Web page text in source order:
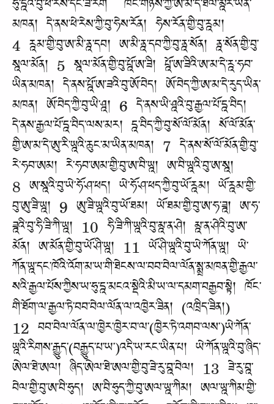
ཧུ་དྰའི་བུ་ཕེ་རེས་དང་ཟེ་རག ཁོང་གཉིས་ཀྱི་ཨ་མ་དེ་ཐལ་མྰར་ཡིན་
མཁན། དེ་ནས་ཕེ་རེས་ཀྱི་བུ་ཧེས་རོན། ཧེས་རོན་གྱི་བུ་རྰམ།
4 རྰམ་གྱི་བུ་ཨ་མི་ནྰ་དབ། ཨ་མི་ནྰ་དབ་ཀྱི་བུ་ནྰ་སོན། ནྰ་སོན་གྱི་བུ་
སྰལ་མོན། 5 སྰལ་མོན་གྱི་བུ་པྰོ་ཨ་ཟི། པྰོ་ཨ་ཟིའི་ཨ་མ་དེ་རྰ་ཧབ་
ཡིན་མཁན། དེ་ནས་པྰོ་ཨ་ཟའི་བུ་ཨོ་བེད། ཨོ་བེད་ཀྱི་ཨ་མ་དེ་རུད་ཡིན་
མཁན། ཨོ་བེད་ཀྱི་བུ་ཡི་ཤྰ། 6 དེ་ནས་ཡི་ཤྰའི་བུ་རྒྱལ་པོ་དྰ་བིད།
དེ་ནས་རྒྱལ་པོ་དྰ་བིད་ལས་མར། དྰ་བིད་ཀྱི་བུ་སོ་ལོ་མོན། སོ་ལོ་མོན་
གྱི་ཨ་མ་དེ་ཨུ་རི་ཡྰའི་ཆུང་མ་ཡིན་མཁན། 7 དེ་ནས་སོ་ལོ་མོན་གྱི་བུ་
རེ་ཧབ་ཨམ། རེ་ཧབ་ཨམ་གྱི་བུ་ཨ་བི་ཡྰ། ཨ་བི་ཡྰའི་བུ་ཨ་སྰ།
8 ཨ་སྰའི་བུ་ཡེ་ཧོ་ཤ་ཕད། ཡེ་ཧོ་ཤ་ཕད་ཀྱི་བུ་ཡོ་རྰམ། ཡོ་རྰམ་གྱི་
བུ་ཨུ་ཟི་ཡྰ། 9 ཨུ་ཟི་ཡྰའི་བུ་ཡོ་ཐམ། ཡོ་ཐམ་གྱི་བུ་ཨ་ཧ་ཟྰ། ཨ་ཧ་
ཟྰའི་བུ་ཧི་ཟི་ཀི་ཡྰ། 10 ཧི་ཟི་ཀི་ཡྰའི་བུ་མྰ་ན་ཤེ། མྰ་ན་ཤེའི་བུ་ཨ་
མོན། ཨ་མོན་གྱི་བུ་ཡོ་ཤི་ཡྰ། 11 ཡོ་ཤི་ཡྰའི་བུ་ཡེ་ཀོན་ཡྰ། ཡེ་
ཀོན་ཡྰ་དང་ཁོའི་འོག་མ་ཡ་གི་ཐེངས་ལ་བབ་བེལ་ལོན་སྨྲ་མཁན་གྱི་རྒྱལ་
སའི་རྒྱལ་པོས་ཀྱིས་ཡ་ཧུ་དྰ་མངའ་སྡེའི་མི་ཡ་ལ་དམག་བརྒྱབ་སྟེ། ཁོང་
གི་ཐོག་ལ་རྒྱལ་ཏེ་བབ་བེལ་ལོན་ལ་འཁྱེར་ཟིན། (འཁྲིད་ཟིན།)
12 བབ་བེལ་ལོན་ལ་ཁྱེར་ཁྱེར་བ་ལ་(ཁྱེར་ཏེ་འགབ་ལས་)ཡེ་ཀོན་
ཡྰའི་རིགས་རྒྱུད་(བརྒྱུད་པ་ཡ་)འདི་ཡ་རང་ཡིན་པ། ཡེ་ཀོན་ཡྰའི་བུ་ཞིད་
ཨེལ་ཐེ་ཨལ། ཞིད་ཨེལ་ཐེ་ཨལ་གྱི་བུ་ཟེ་རུ་བྰ་བེལ། 13 ཟེ་རུ་བྰ་
བེལ་གྱི་བུ་ཨ་བི་ཧུད། ཨ་བི་ཧུད་ཀྱི་བུ་ཨལ་ཡྰ་ཀིམ། ཨལ་ཡྰ་ཀིམ་གྱི་